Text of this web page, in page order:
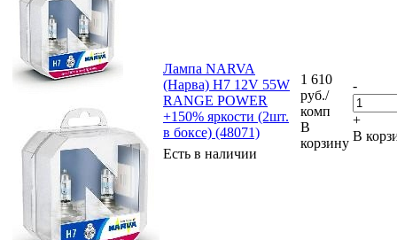
Лампа NARVA
(Нарва) H7 12V 55W
RANGE POWER
+150% яркости (2шт.
в боксе) (48071)
Есть в наличии
1 610
руб./
комп
В
корзину
-
+
В